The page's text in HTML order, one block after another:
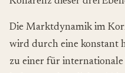
Die Marktdynamik im
wird durch eine konstant
zu einer für